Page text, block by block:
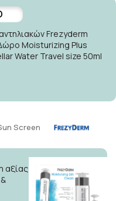
Frezyderm
Moisturizing Plus
Water Travel size 50ml
Screen
αξίας